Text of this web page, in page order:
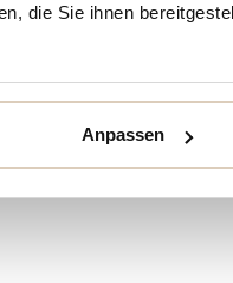
die Sie ihnen
Anpassen